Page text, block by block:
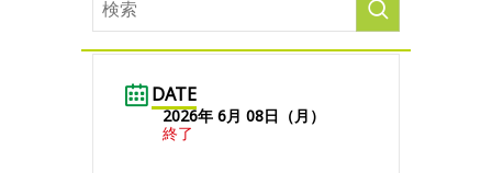
DATE
2026年 6月 08日（月）
終了